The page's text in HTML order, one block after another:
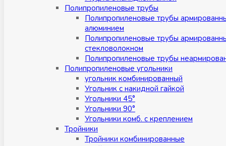
Полипропиленовые трубы
Полипропиленовые трубы
алюминием
Полипропиленовые трубы
стекловолокном
Полипропиленовые трубы
Полипропиленовые угольники
угольник комбинированный
Угольник с накидной гайкой
Угольники 45°
Угольники 90°
Угольники комб. с креплением
Тройники
Тройники комбинированные